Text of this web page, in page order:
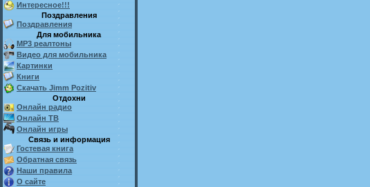
Интересное!!!
Поздравления
Поздравления
Для мобильника
MP3 реалтоны
Видео для мобильника
Картинки
Книги
Скачать Jimm Pozitiv
Отдохни
Онлайн радио
Онлайн ТВ
Онлайн игры
Связь и информация
Гостевая книга
Обратная связь
Наши правила
О сайте